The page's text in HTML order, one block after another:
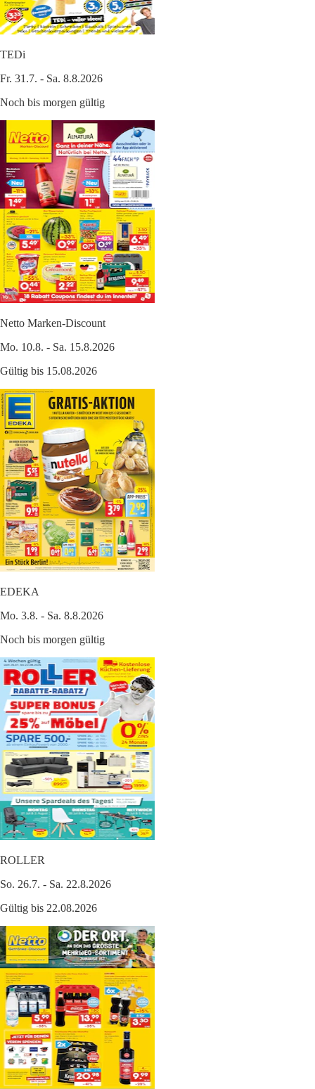
TEDi
Fr. 31.7. - Sa. 8.8.2026
Noch bis morgen gültig
Netto Marken-Discount
Mo. 10.8. - Sa. 15.8.2026
Gültig bis 15.08.2026
EDEKA
Mo. 3.8. - Sa. 8.8.2026
Noch bis morgen gültig
ROLLER
So. 26.7. - Sa. 22.8.2026
Gültig bis 22.08.2026